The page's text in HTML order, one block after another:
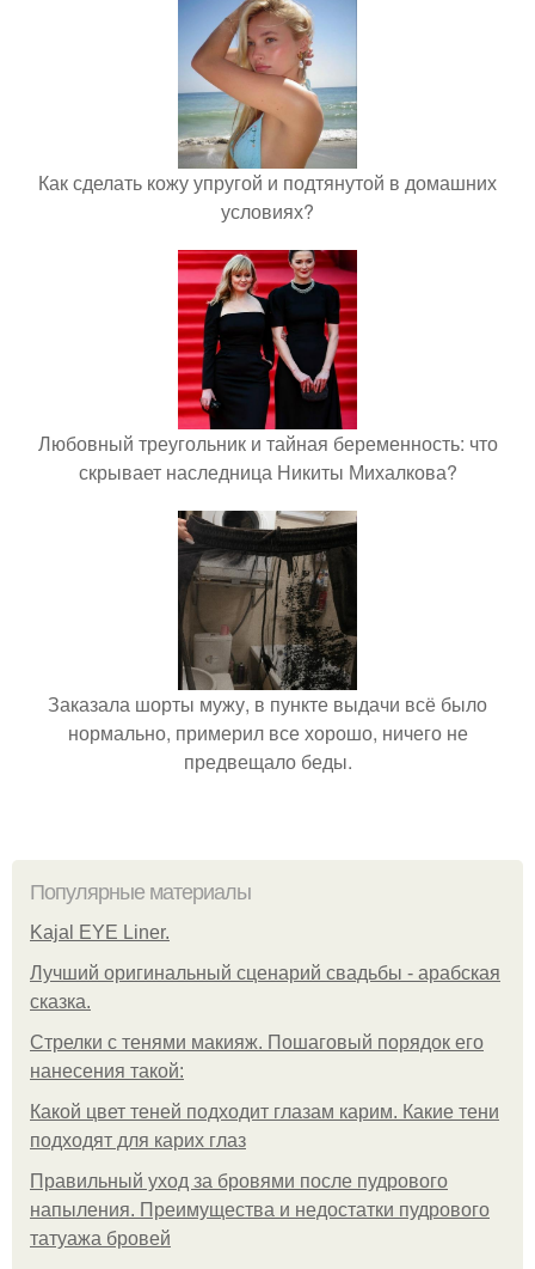
Как сделать кожу упругой и подтянутой в домашних
условиях?
Любовный треугольник и тайная беременность: что
скрывает наследница Никиты Михалкова?
Заказала шорты мужу, в пункте выдачи всё было
нормально, примерил все хорошо, ничего не
предвещало беды.
Популярные материалы
Kajal EYE Liner.
Лучший оригинальный сценарий свадьбы - арабская
сказка.
Стрелки с тенями макияж. Пошаговый порядок его
нанесения такой:
Какой цвет теней подходит глазам карим. Какие тени
подходят для карих глаз
Правильный уход за бровями после пудрового
напыления. Преимущества и недостатки пудрового
татуажа бровей